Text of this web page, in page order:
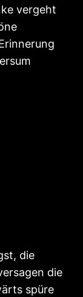
vergeht
die
die
spüre